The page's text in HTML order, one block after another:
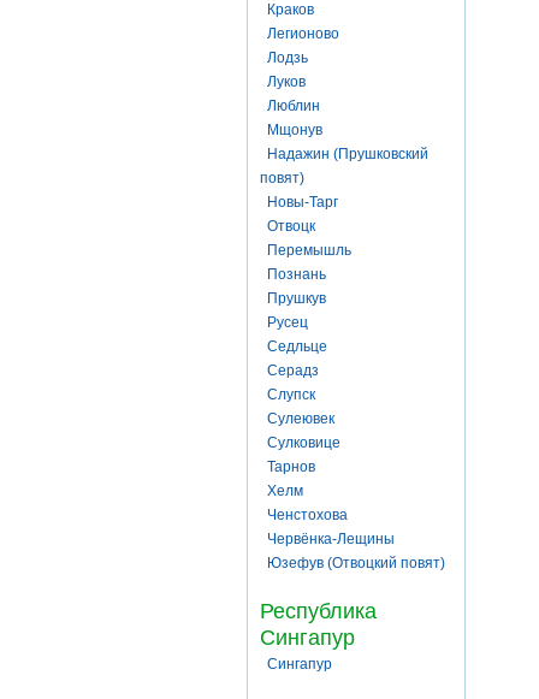
Краков
Легионово
Лодзь
Луков
Люблин
Мщонув
Надажин (Прушковский
повят)
Новы-Тарг
Отвоцк
Перемышль
Познань
Прушкув
Русец
Седльце
Серадз
Слупск
Сулеювек
Сулковице
Тарнов
Хелм
Ченстохова
Червёнка-Лещины
Юзефув (Отвоцкий повят)
Республика
Сингапур
Сингапур